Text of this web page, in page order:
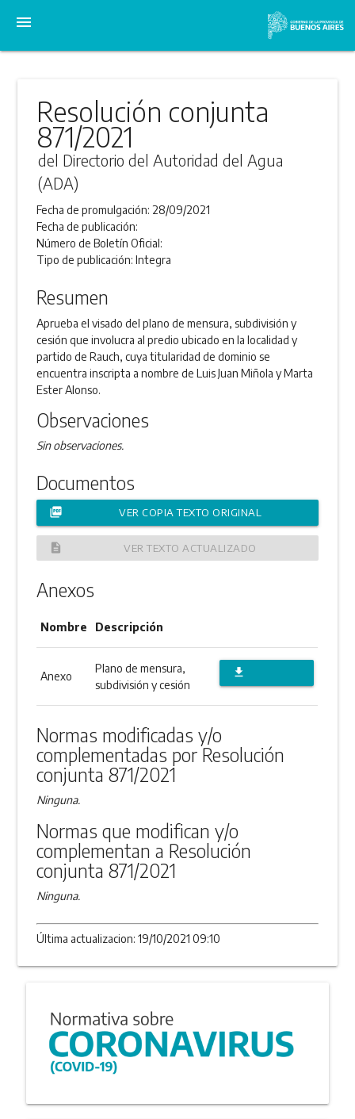
menu
Resolución conjunta
871/2021
del Directorio del Autoridad del Agua
(ADA)
Fecha de promulgación: 28/09/2021
Fecha de publicación:
Número de Boletín Oficial:
Tipo de publicación:Integra
Resumen
Aprueba el visado del plano de mensura, subdivisión y
cesión que involucra al predio ubicado en la localidad y
partido de Rauch, cuya titularidad de dominio se
encuentra inscripta a nombre de Luis Juan Miñola y Marta
Ester Alonso.
Observaciones
Sin observaciones.
Documentos
picture_as_pdf VER COPIA TEXTO ORIGINAL
description VER TEXTO ACTUALIZADO
Anexos
Nombre Descripción
Anexo
Plano de mensura,
subdivisión y cesión
file_download
Normas modificadas y/o
complementadas por Resolución
conjunta 871/2021
Ninguna.
Normas que modifican y/o
complementan a Resolución
conjunta 871/2021
Ninguna.
Última actualizacion: 19/10/2021 09:10